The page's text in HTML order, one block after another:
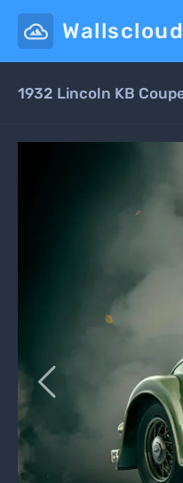
Wallscloud
1932 Lincoln KB
